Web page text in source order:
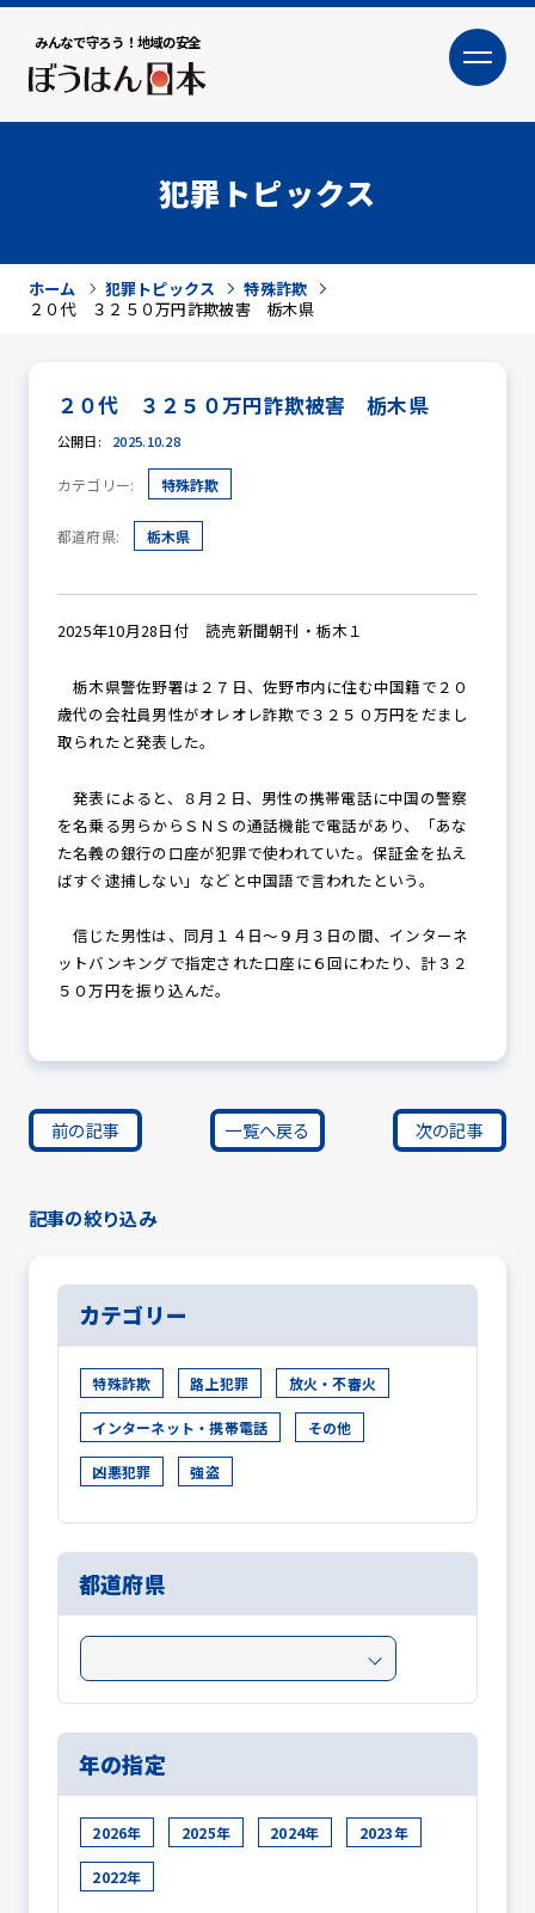
みんなで守ろう！地域の安全
大
防犯活動ニュース
防犯パトロール
防犯セミナー
防犯対策情報
防犯協力会について
犯罪トピックス
ホーム 犯罪トピックス
特殊詐欺
２０代 ３２５０万円詐欺被害 栃木県
２０代 ３２５０万円詐欺被害 栃木県
公開日: 2025.10.28
カテゴリー: 特殊詐欺
都道府県: 栃木県
2025年10月28日付 読売新聞朝刊・栃木１
栃木県警佐野署は２７日、佐野市内に住む中国籍で２０
歳代の会社員男性がオレオレ詐欺で３２５０万円をだまし
取られたと発表した。
発表によると、８月２日、男性の携帯電話に中国の警察
を名乗る男らからＳＮＳの通話機能で電話があり、「あな
た名義の銀行の口座が犯罪で使われていた。保証金を払え
ばすぐ逮捕しない」などと中国語で言われたという。
信じた男性は、同月１４日～９月３日の間、インターネ
ットバンキングで指定された口座に６回にわたり、計３２
５０万円を振り込んだ。
前の記事 一覧へ戻る 次の記事
記事の絞り込み
カテゴリー
特殊詐欺 路上犯罪 放火・不審火
インターネット・携帯電話 その他
凶悪犯罪 強盗
都道府県
年の指定
2026年 2025年 2024年 2023年
2022年